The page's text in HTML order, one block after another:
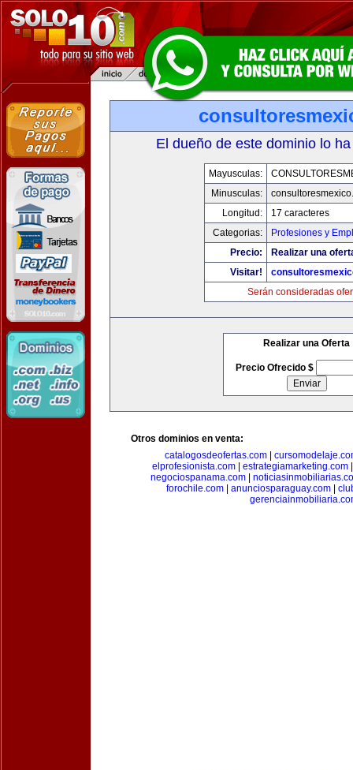
El dueño de este dominio lo
Mayusculas:
Minusculas:
Longitud:
17 caracteres
Categorias:
Profesiones y
Precio:
Realizar una
Visitar!
Serán consideradas
Realizar una Oferta
Precio Ofrecido $
Otros dominios en venta:
catalogosdeofertas.com|
elprofesionista.com
estrategiamarketing.com
negociospanama.com
forochile.com| anunciosparaguay.com|